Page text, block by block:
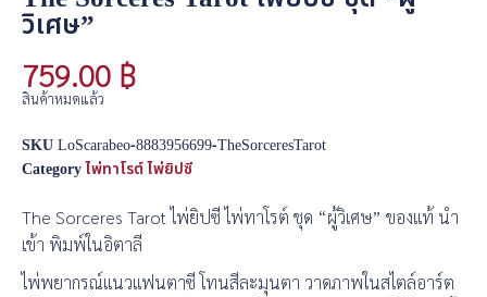
วิเศษ”
759.00 ฿
สินค้าหมดแล้ว
SKULoScarabeo-8883956699-TheSorceresTarot
Categoryไพ่ทาโรต์ ไพ่ยิปซี
The Sorceres Tarot ไพ่ยิปซี ไพ่ทาโรต์ ชุด “ผู้วิเศษ” ของแท้ นำ
เข้า พิมพ์ในอิตาลี
ไพ่พยากรณ์แนวแฟนตาซี โทนสีละมุนตา วาดภาพในสไตล์อาร์ต